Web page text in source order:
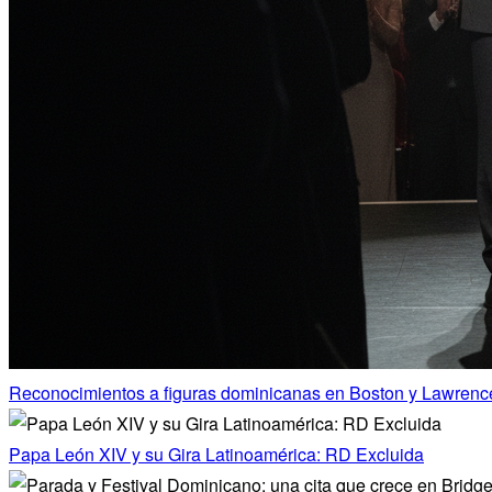
Reconocimientos a figuras dominicanas en Boston y
Papa León XIV y su Gira Latinoamérica: RD Excluida